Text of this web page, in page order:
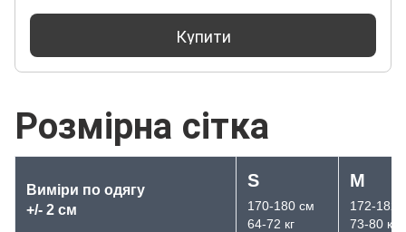
Купити
Розмірна сітка
Виміри по одягу
+/- 2 см
S
170-180 см
64-72 кг
M
172-182
73-80 кг